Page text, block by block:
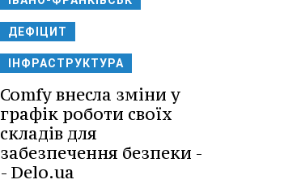
ДЕФІЦИТ
ІНФРАСТРУКТУРА
Comfy внесла зміни у
графік роботи своїх
складів для
забезпечення безпеки -
- Delo.ua